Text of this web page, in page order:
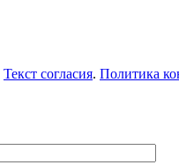
Текст согласия. Политика